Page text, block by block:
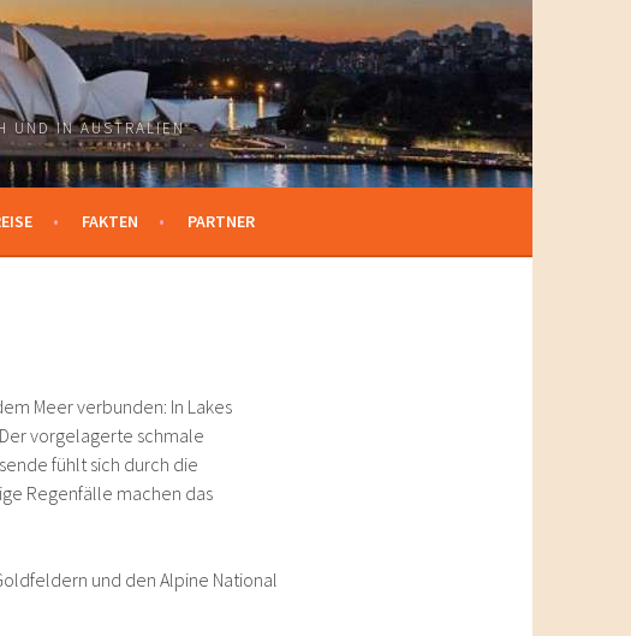
UND IN AUSTRALIEN
FAKTEN PARTNER
Meer verbunden: In Lakes
vorgelagerte schmale
fühlt sich durch die
Regenfälle machen das
und den Alpine National